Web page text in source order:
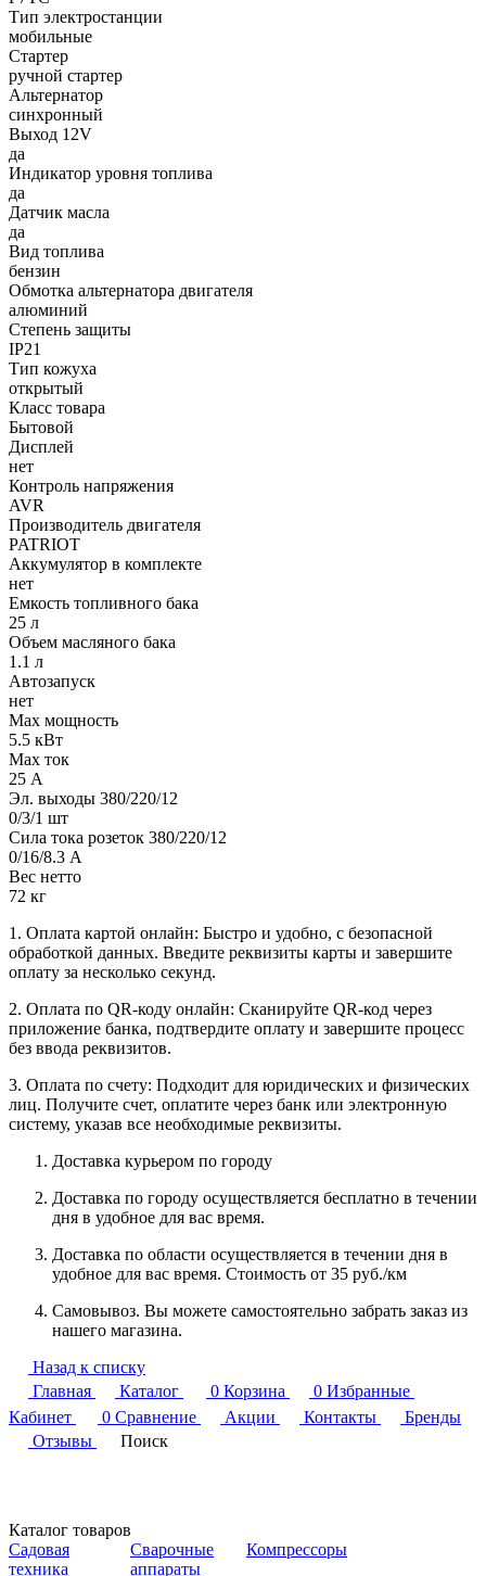
Тип электростанции
мобильные
Стартер
ручной стартер
Альтернатор
синхронный
Выход 12V
да
Индикатор уровня топлива
да
Датчик масла
да
Вид топлива
бензин
Обмотка альтернатора двигателя
алюминий
Степень защиты
IP21
Тип кожуха
открытый
Класс товара
Бытовой
Дисплей
нет
Контроль напряжения
AVR
Производитель двигателя
PATRIOT
Аккумулятор в комплекте
нет
Емкость топливного бака
25 л
Объем масляного бака
1.1 л
Автозапуск
нет
Max мощность
5.5 кВт
Max ток
25 А
Эл. выходы 380/220/12
0/3/1 шт
Сила тока розеток 380/220/12
0/16/8.3 А
Вес нетто
72 кг
1. Оплата картой онлайн: Быстро и удобно, с безопасной
обработкой данных. Введите реквизиты карты и завершите
оплату за несколько секунд.
2. Оплата по QR-коду онлайн: Сканируйте QR-код через
приложение банка, подтвердите оплату и завершите процесс
без ввода реквизитов.
3. Оплата по счету: Подходит для юридических и физических
лиц. Получите счет, оплатите через банк или электронную
систему, указав все необходимые реквизиты.
Доставка курьером по городу
Доставка по городу осуществляется бесплатно в течении
дня в удобное для вас время.
Доставка по области осуществляется в течении дня в
удобное для вас время. Стоимость от 35 руб./км
Самовывоз. Вы можете самостоятельно забрать заказ из
нашего магазина.
Назад к списку
Главная
Каталог 0 Корзина 0 Избранные
Кабинет
0 Сравнение Акции Контакты
Бренды
Отзывы
Поиск
Каталог товаров
Садовая
техника
Сварочные
аппараты
Компрессоры